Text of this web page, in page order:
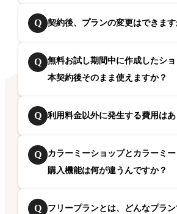
Q 契約後、プランの変更はできます
Q
無料お試し期間中に作成したショ
本契約後そのまま使えますか？
Q 利用料金以外に発生する費用はあ
Q
カラーミーショップとカラーミ
購入機能は何が違うんですか？
Q フリープランとは、どんなプラン